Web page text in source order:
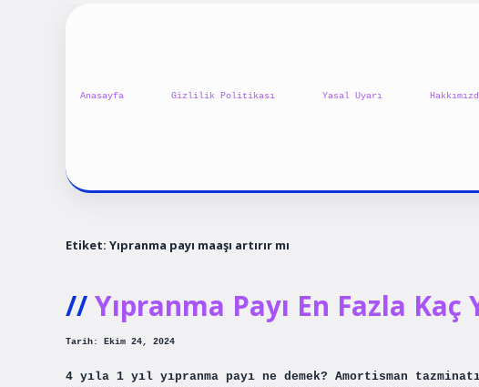
Anasayfa Gizlilik Politikası Yasal Uyarı
Etiket: Yıpranma payı maaşı artırır mı
Yıpranma Payı En Fazla Kaç
Tarih: Ekim 24, 2024
4 yıla 1 yıl yıpranma payı ne demek? Amortisman